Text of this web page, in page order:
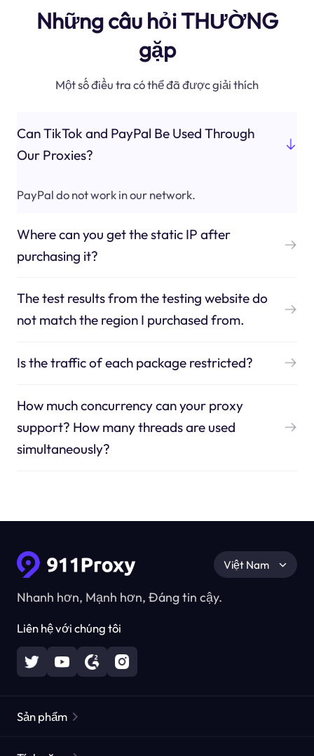
Những câu hỏi THƯỜNG
gặp
Một số điều tra có thể đã được giải thích
Can TikTok and PayPal Be Used Through
Our Proxies?
PayPal do not work in our network.
Where can you get the static IP after
purchasing it?
The test results from the testing website do
not match the region I purchased from.
Is the traffic of each package restricted?
How much concurrency can your proxy
support? How many threads are used
simultaneously?
Nhanh hơn, Mạnh hơn, Đáng tin cậy.
Liên hệ với chúng tôi
Việt Nam
Sản phẩm